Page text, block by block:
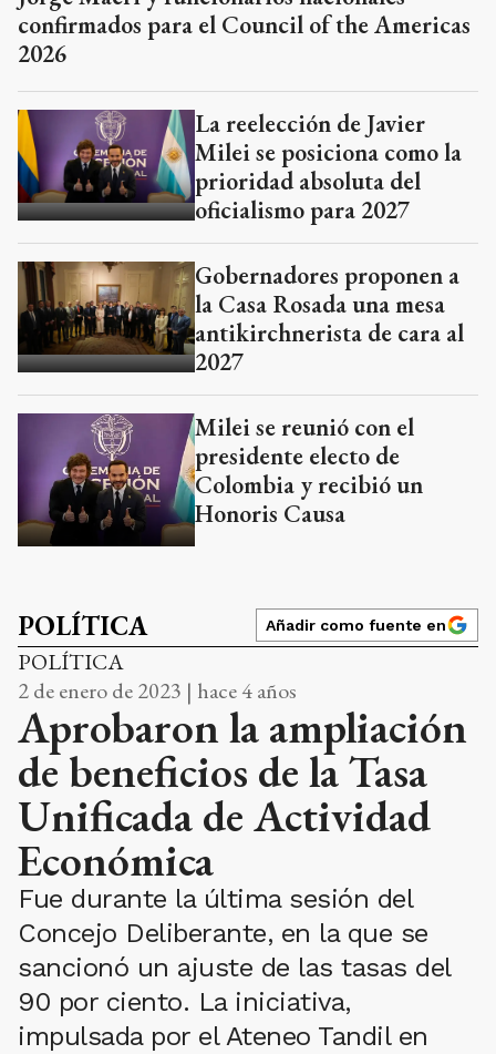
confirmados para el Council of the Americas
2026
La reelección de Javier
Milei se posiciona como la
prioridad absoluta del
oficialismo para 2027
Gobernadores proponen a
la Casa Rosada una mesa
antikirchnerista de cara al
2027
Milei se reunió con el
presidente electo de
Colombia y recibió un
Honoris Causa
POLÍTICA Añadir como fuente en
POLÍTICA
2 de enero de 2023 | hace 4 años
Aprobaron la ampliación
de beneficios de la Tasa
Unificada de Actividad
Económica
Fue durante la última sesión del
Concejo Deliberante, en la que se
sancionó un ajuste de las tasas del
90 por ciento. La iniciativa,
impulsada por el Ateneo Tandil en